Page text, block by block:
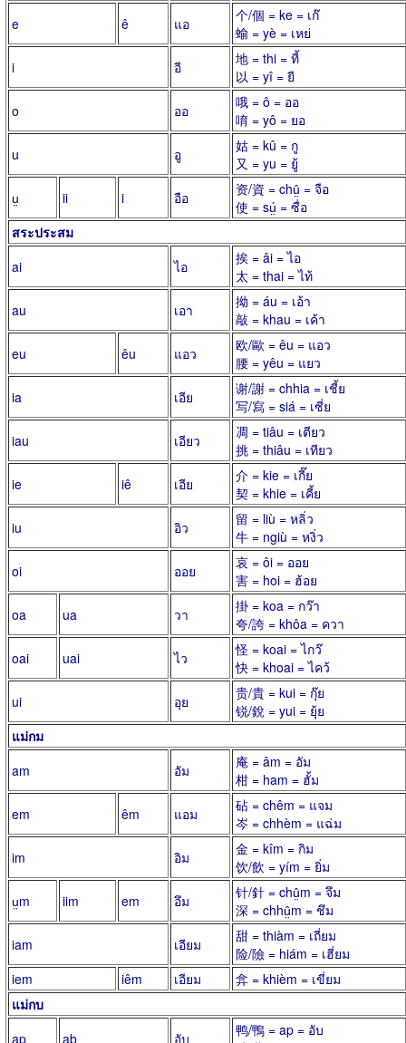
e
ê แอ
个/個 = ke = เก๊
蝓 = yè = เหย่
i
อี
地 = thi = ที้
以 = yî = ยี
o
ออ
哦 = ô = ออ
唷 = yô = ยอ
u
อู
姑 = kû = กู
又 = yu = ยู้
ṳ
ii i อือ
资/資 = chṳ̂ = จือ
使 = sṳ́ = ซื่อ
สระประสม
ai
ไอ
挨 = âi = ไอ
太 = thai = ไท้
au
เอา
拗 = áu = เอ้า
敲 = khau = เค้า
eu
êu แอว
欧/歐 = êu = แอว
腰 = yêu = แยว
ia
เอีย
谢/謝 = chhia = เชี้ย
写/寫 = siá = เซี่ย
iau
เอียว
凋 = tiâu = เตียว
挑 = thiâu = เทียว
ie
iê เอีย
介 = kie = เกี๊ย
契 = khie = เคี้ย
iu
อิว
留 = liù = หลิ่ว
牛 = ngiù = หงิ่ว
oi
ออย
哀 = ôi = ออย
害 = hoi = ฮ้อย
oa
ua วา
掛 = koa = กว๊า
夸/誇 = khôa = ควา
oai
uai ไว
怪 = koai = ไกว๊
快 = khoai = ไคว้
ui
อุย
贵/貴 = kui = กุ๊ย
锐/銳 = yui = ยุ้ย
แม่กม
am
อัม
庵 = âm = อัม
柑 = ham = ฮั้ม
em
êm แอม
砧 = chêm = แจม
岑 = chhèm = แฉ่ม
im
อิม
金 = kîm = กิม
饮/飲 = yím = ยิ่ม
ṳm
iim em อึม
针/針 = chṳ̂m = จึม
深 = chhṳ̂m = ชึม
iam
เอียม
甜 = thiàm = เถี่ยม
险/險 = hiám = เฮี่ยม
iem
iêm เอียม
弇 = khièm = เขี่ยม
แม่กบ
ap
ab อับ
鸭/鴨 = ap = อับ